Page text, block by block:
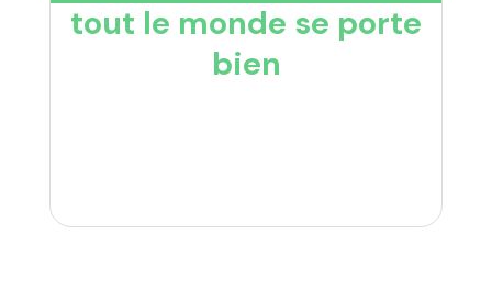
tout le monde se porte
bien